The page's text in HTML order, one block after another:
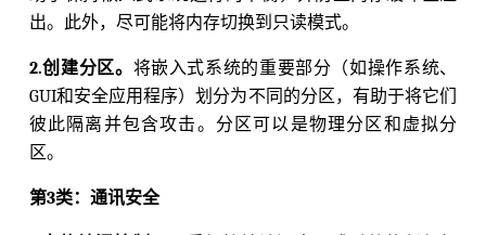
出。此外，尽可能将内存切换到只读模式。
2.创建分区。 将嵌入式系统的重要部分（如操作系统、
GUI和安全应用程序）划分为不同的分区，有助于将它们
彼此隔离并包含攻击。分区可以是物理分区和虚拟分
区。
第3类：通讯安全